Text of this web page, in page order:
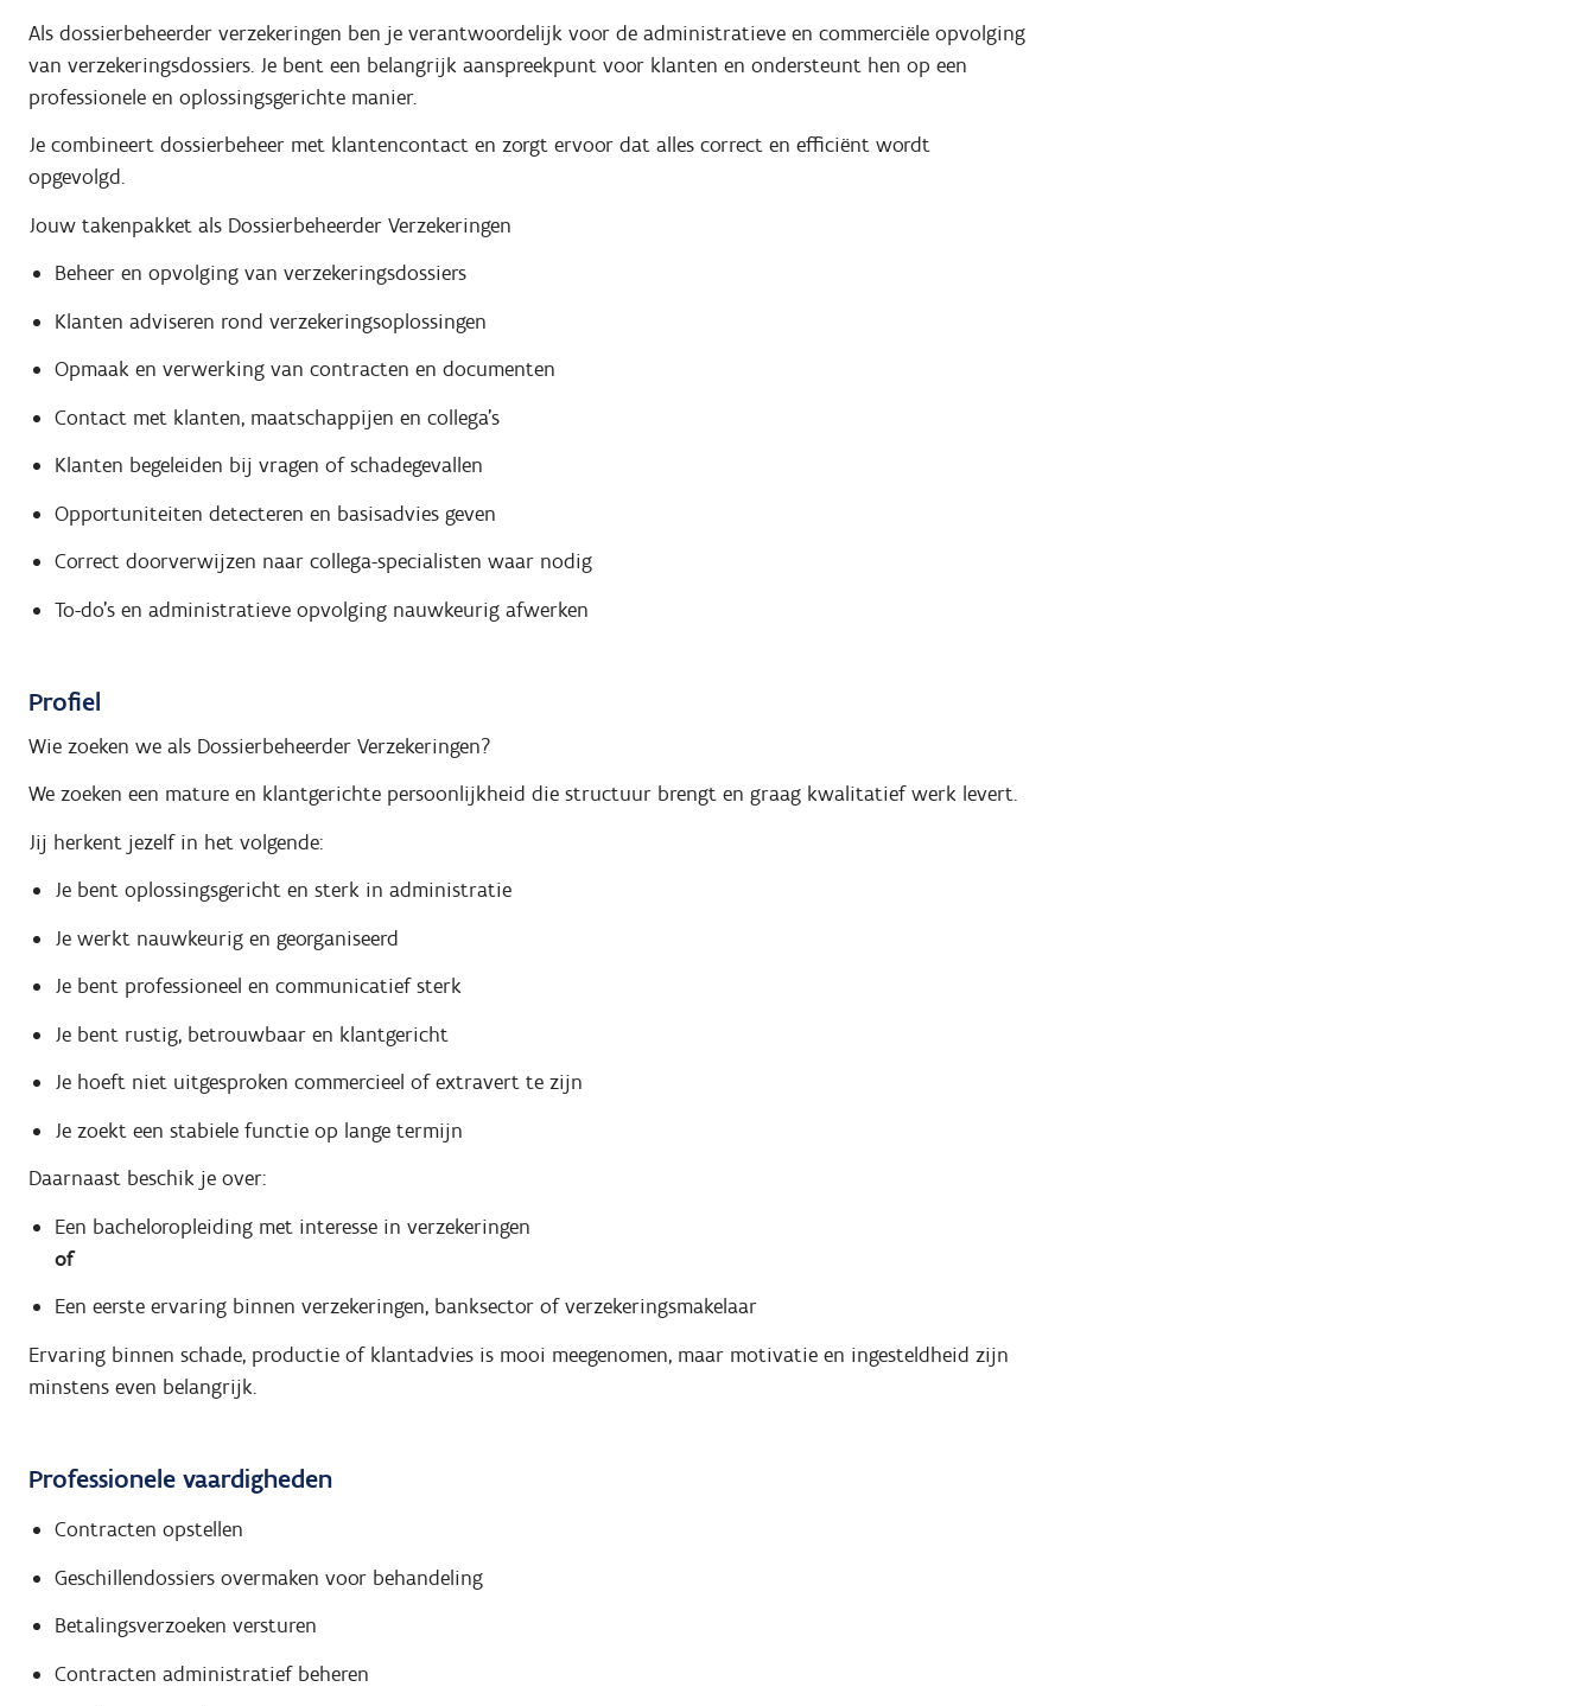
Als dossierbeheerder verzekeringen ben je verantwoordelijk voor de administratieve en commerciële opvolging
van verzekeringsdossiers. Je bent een belangrijk aanspreekpunt voor klanten en ondersteunt hen op een
professionele en oplossingsgerichte manier.
Je combineert dossierbeheer met klantencontact en zorgt ervoor dat alles correct en efficiënt wordt
opgevolgd.
Jouw takenpakket als Dossierbeheerder Verzekeringen
Beheer en opvolging van verzekeringsdossiers
Klanten adviseren rond verzekeringsoplossingen
Opmaak en verwerking van contracten en documenten
Contact met klanten, maatschappijen en collega’s
Klanten begeleiden bij vragen of schadegevallen
Opportuniteiten detecteren en basisadvies geven
Correct doorverwijzen naar collega-specialisten waar nodig
To-do’s en administratieve opvolging nauwkeurig afwerken
Profiel
Wie zoeken we als Dossierbeheerder Verzekeringen?
We zoeken een mature en klantgerichte persoonlijkheid die structuur brengt en graag kwalitatief werk levert.
Jij herkent jezelf in het volgende:
Je bent oplossingsgericht en sterk in administratie
Je werkt nauwkeurig en georganiseerd
Je bent professioneel en communicatief sterk
Je bent rustig, betrouwbaar en klantgericht
Je hoeft niet uitgesproken commercieel of extravert te zijn
Je zoekt een stabiele functie op lange termijn
Daarnaast beschik je over:
Een bacheloropleiding met interesse in verzekeringen
of
Een eerste ervaring binnen verzekeringen, banksector of verzekeringsmakelaar
Ervaring binnen schade, productie of klantadvies is mooi meegenomen, maar motivatie en ingesteldheid zijn
minstens even belangrijk.
Professionele vaardigheden
Contracten opstellen
Geschillendossiers overmaken voor behandeling
Betalingsverzoeken versturen
Contracten administratief beheren